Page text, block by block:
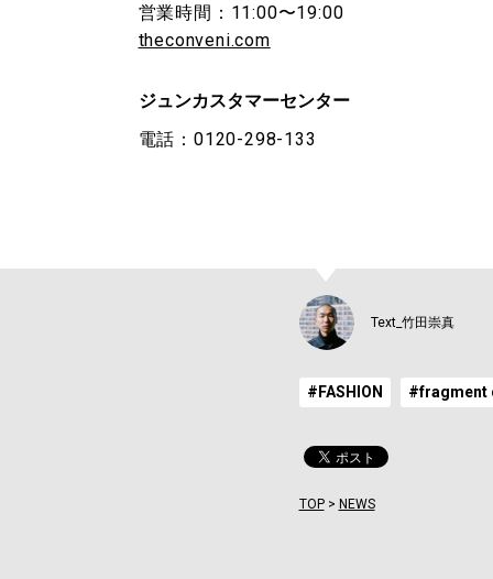
営業時間：11:00〜19:00
theconveni.com
ジュンカスタマーセンター
電話：0120-298-133
Text_竹田崇真
#FASHION #fragment
TOP> NEWS